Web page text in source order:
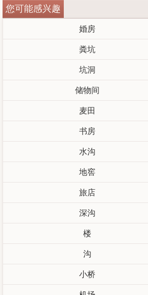
您可能感兴趣
婚房
粪坑
坑洞
储物间
麦田
书房
水沟
地窖
旅店
深沟
楼
沟
小桥